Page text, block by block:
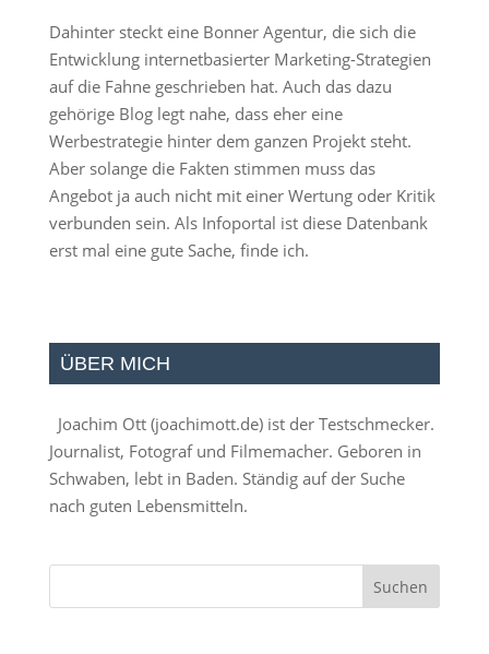
Dahinter steckt eine Bonner Agentur, die sich die
Entwicklung internetbasierter Marketing-Strategien
auf die Fahne geschrieben hat. Auch das dazu
gehörige Blog legt nahe, dass eher eine
Werbestrategie hinter dem ganzen Projekt steht.
Aber solange die Fakten stimmen muss das
Angebot ja auch nicht mit einer Wertung oder Kritik
verbunden sein. Als Infoportal ist diese Datenbank
erst mal eine gute Sache, finde ich.
ÜBER MICH
Joachim Ott (joachimott.de) ist der Testschmecker.
Journalist, Fotograf und Filmemacher. Geboren in
Schwaben, lebt in Baden. Ständig auf der Suche
nach guten Lebensmitteln.